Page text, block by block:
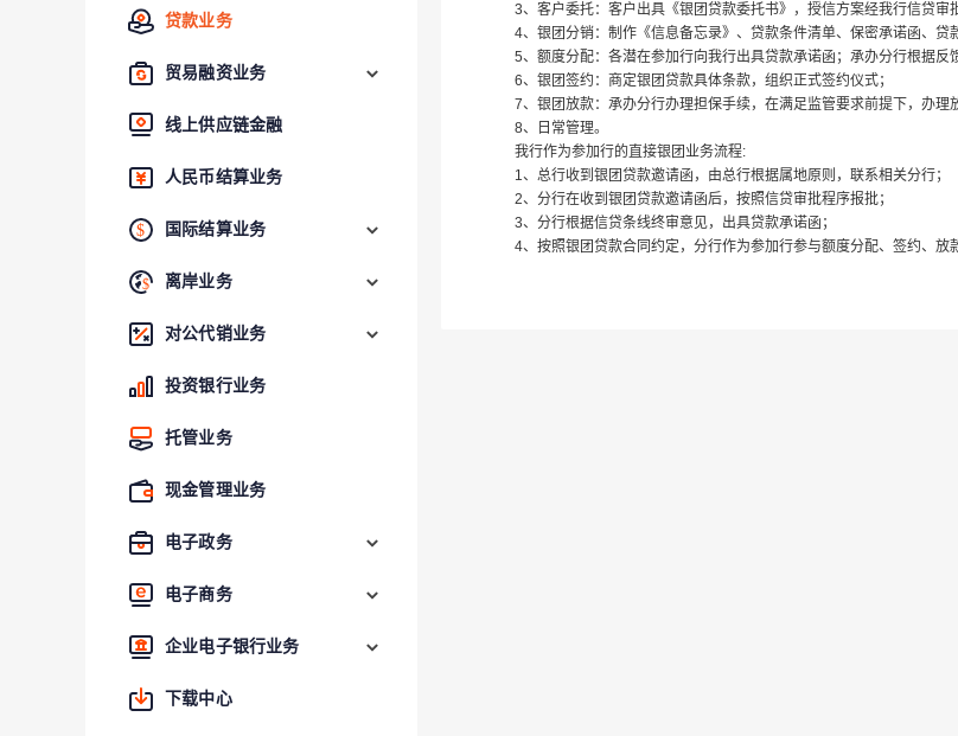
贷款业务
贸易融资业务
线上供应链金融
人民币结算业务
国际结算业务
离岸业务
对公代销业务
投资银行业务
托管业务
现金管理业务
电子政务
电子商务
企业电子银行业务
下载中心
3、客户委托：客户出具《银团贷款委托书》，授信方案经我行信贷审
4、银团分销：制作《信息备忘录》、贷款条件清单、保密承诺函、贷
5、额度分配：各潜在参加行向我行出具贷款承诺函；承办分行根据反
6、银团签约：商定银团贷款具体条款，组织正式签约仪式；
7、银团放款：承办分行办理担保手续，在满足监管要求前提下，办理
8、日常管理。
我行作为参加行的直接银团业务流程:
1、总行收到银团贷款邀请函，由总行根据属地原则，联系相关分行；
2、分行在收到银团贷款邀请函后，按照信贷审批程序报批；
3、分行根据信贷条线终审意见，出具贷款承诺函；
4、按照银团贷款合同约定，分行作为参加行参与额度分配、签约、放